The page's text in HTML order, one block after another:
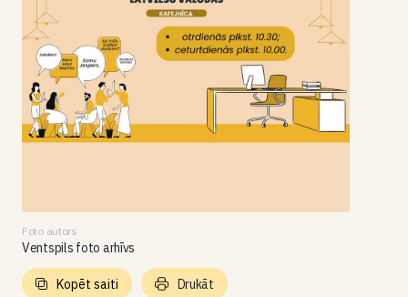
Foto autors
Ventspils foto arhīvs
Kopēt saiti Drukāt